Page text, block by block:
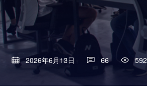
2026年6月13日 66 592